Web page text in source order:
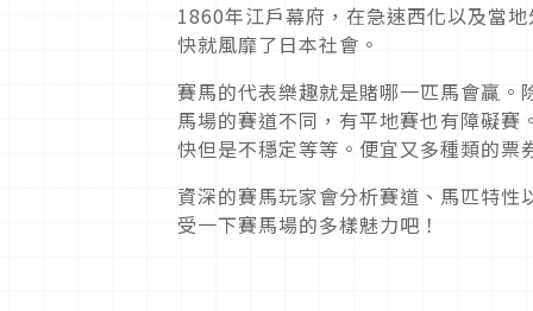
1860年江戶幕府，在急速西化以及當
快就風靡了日本社會。
賽馬的代表樂趣就是賭哪一匹馬會贏
馬場的賽道不同，有平地賽也有障礙
快但是不穩定等等。便宜又多種類的
資深的賽馬玩家會分析賽道、馬匹特
受一下賽馬場的多樣魅力吧！